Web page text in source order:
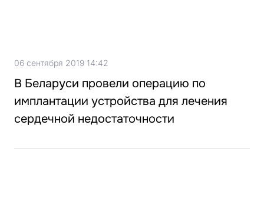
06 сентября 2019 14:42
В Беларуси провели операцию по
имплантации устройства для лечения
сердечной недостаточности